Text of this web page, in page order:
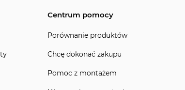
Centrum pomocy
Porównanie produktów
Chcę dokonać zakupu
Pomoc z montażem